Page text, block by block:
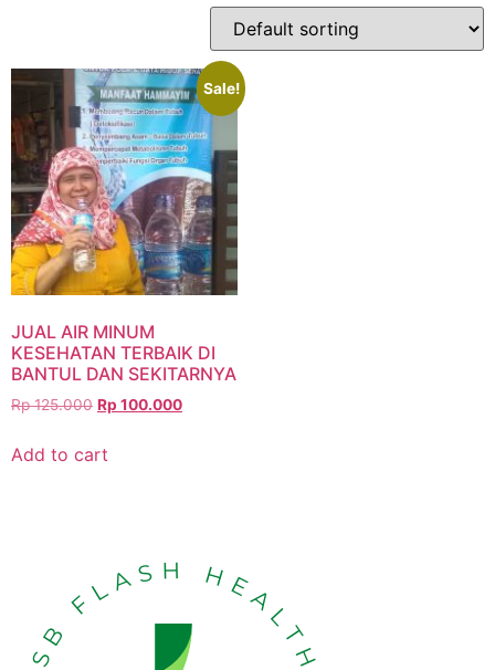
Sale!
JUAL AIR MINUM
KESEHATAN TERBAIK DI
BANTUL DAN SEKITARNYA
Rp125.000 Rp 100.000
Add to cart